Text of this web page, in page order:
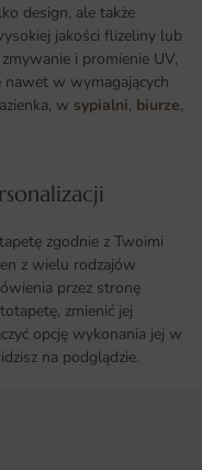
design, ale także
jakości flizeliny lub
i promienie UV,
nawet w wymagających
w sypialni, biurze,
zgodnie z Twoimi
z wielu rodzajów
przez stronę
zmienić jej
opcję wykonania jej w
na podglądzie.